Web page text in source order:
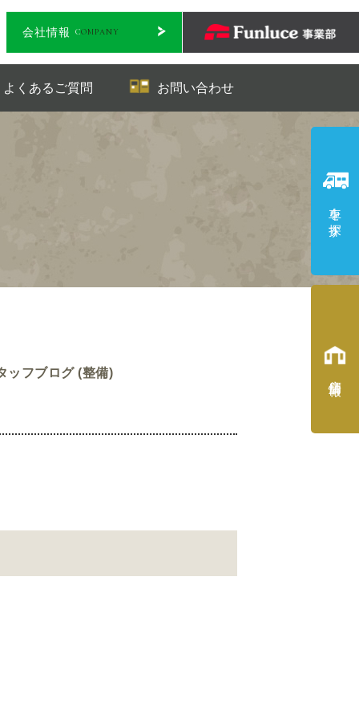
会社情報 COMPANY
QUESTION
よくあるご質問
CONTACT
お問い合わせ
ッフブログ (整備)
車を探す